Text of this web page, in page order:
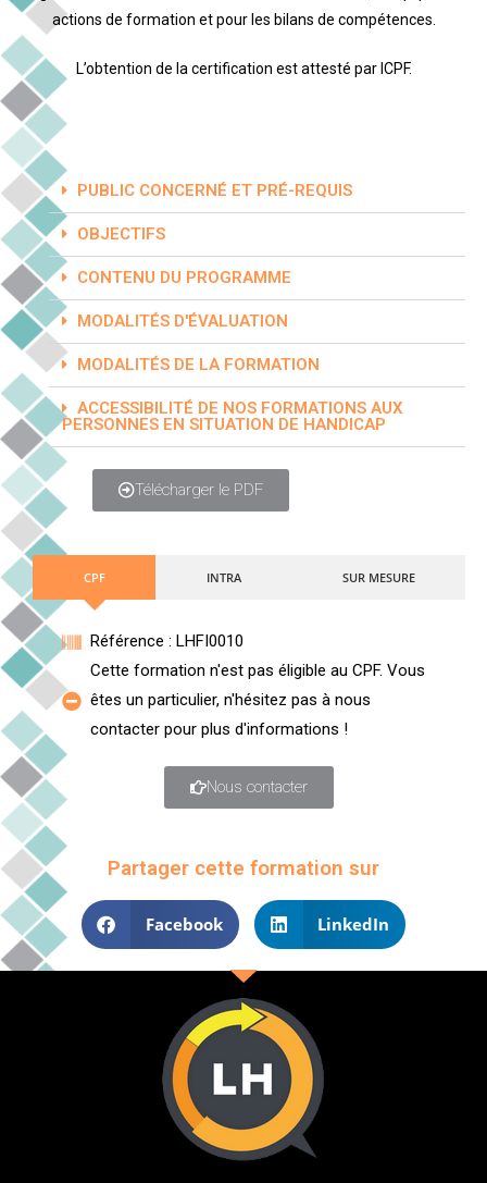
actions de formation et pour les bilans de compétences.
L’obtention de la certification est attesté par ICPF.
PUBLIC CONCERNÉ ET PRÉ-REQUIS
OBJECTIFS
CONTENU DU PROGRAMME
MODALITÉS D'ÉVALUATION
MODALITÉS DE LA FORMATION
ACCESSIBILITÉ DE NOS FORMATIONS AUX
PERSONNES EN SITUATION DE HANDICAP
Télécharger le PDF
CPF INTRA SUR MESURE
Référence : LHFI0010
Cette formation n'est pas éligible au CPF. Vous
êtes un particulier, n'hésitez pas à nous
contacter pour plus d'informations !
Nous contacter
Partager cette formation sur
Facebook LinkedIn